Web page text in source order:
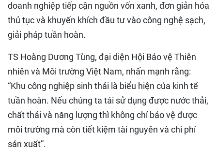
doanh nghiệp tiếp cận nguồn vốn xanh, đơn giản hóa
thủ tục và khuyến khích đầu tư vào công nghệ sạch,
giải pháp tuần hoàn.
TS Hoàng Dương Tùng, đại diện Hội Bảo vệ Thiên
nhiên và Môi trường Việt Nam, nhấn mạnh rằng:
“Khu công nghiệp sinh thái là biểu hiện của kinh tế
tuần hoàn. Nếu chúng ta tái sử dụng được nước thải,
chất thải và năng lượng thì không chỉ bảo vệ được
môi trường mà còn tiết kiệm tài nguyên và chi phí
sản xuất”.